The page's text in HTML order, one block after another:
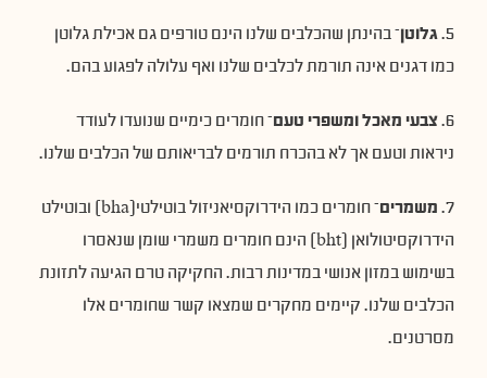
5. גלוטן– בהינתן שהכלבים שלנו הינם טורפים גם אכילת גלוטן
כמו דגנים אינה תורמת לכלבים שלנו ואף עלולה לפגוע בהם.
6. צבעי מאכל ומשפרי טעם– חומרים כימיים שנועדו לעודד
ניראות וטעם אך לא בהכרח תורמים לבריאותם של הכלבים שלנו.
7. משמרים
– חומרים כמו הידרוקסיאניזול בוטילטי(bha) ובוטילט
הידרוקסיטולואן (bht) הינם חומרים משמרי שומן שנאסרו
בשימוש במזון אנושי במדינות רבות. החקיקה טרם הגיעה לתזונת
הכלבים שלנו. קיימים מחקרים שמצאו קשר שחומרים אלו
מסרטנים.